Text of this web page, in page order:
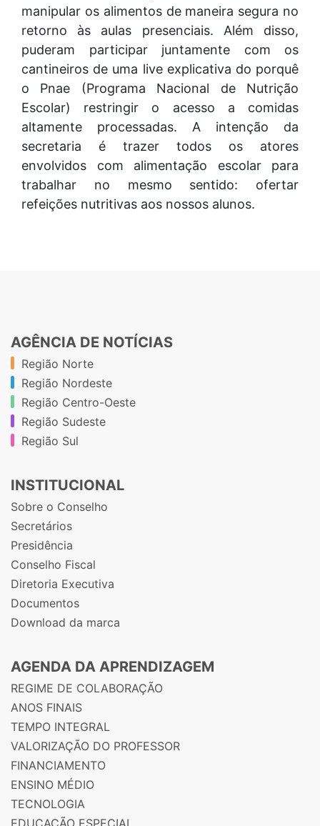
manipular os alimentos de maneira segura no
retorno às aulas presenciais. Além disso,
puderam participar juntamente com os
cantineiros de uma live explicativa do porquê
o Pnae (Programa Nacional de Nutrição
Escolar) restringir o acesso a comidas
altamente processadas. A intenção da
secretaria é trazer todos os atores
envolvidos com alimentação escolar para
trabalhar no mesmo sentido: ofertar
refeições nutritivas aos nossos alunos.
AGÊNCIA DE NOTÍCIAS
Região Norte
Região Nordeste
Região Centro-Oeste
Região Sudeste
Região Sul
INSTITUCIONAL
Sobre o Conselho
Secretários
Presidência
Conselho Fiscal
Diretoria Executiva
Documentos
Download da marca
AGENDA DA APRENDIZAGEM
REGIME DE COLABORAÇÃO
ANOS FINAIS
TEMPO INTEGRAL
VALORIZAÇÃO DO PROFESSOR
FINANCIAMENTO
ENSINO MÉDIO
TECNOLOGIA
EDUCAÇÃO ESPECIAL